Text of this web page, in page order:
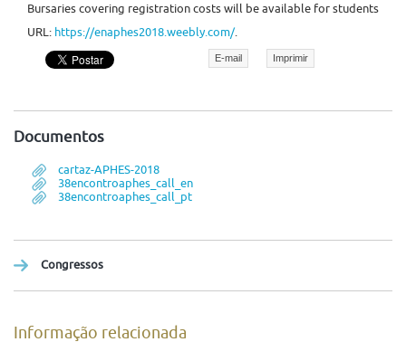
Bursaries covering registration costs will be available for students
URL: https://enaphes2018.weebly.com/.
E-mail Imprimir
Documentos
cartaz-APHES-2018
38encontroaphes_call_en
38encontroaphes_call_pt
Congressos
Informação relacionada